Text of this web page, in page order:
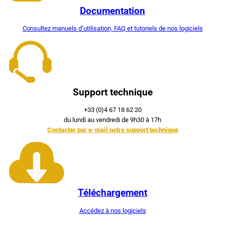
Documentation
Consultez manuels d’utilisation, FAQ et tutoriels de nos logiciels
Support technique
+33 (0)4 67 18 62 20
du lundi au vendredi de 9h30 à 17h
Contacter par e-mail notre support technique
Téléchargement
Accédez à nos logiciels